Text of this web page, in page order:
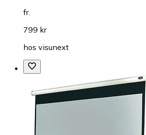
fr.
799 kr
hos visunext